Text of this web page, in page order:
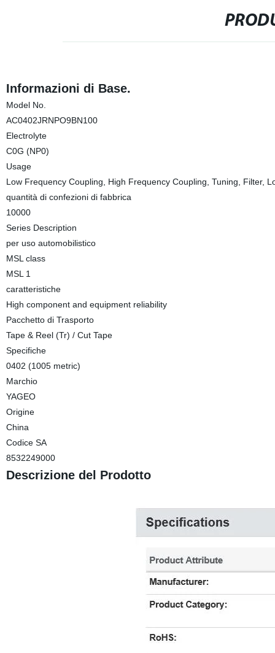
Informazioni di Base.
Model No.
AC0402JRNPO9BN100
Electrolyte
C0G (NP0)
Usage
Low Frequency Coupling, High Frequency Coupling, Tuning, Filter,
quantità di confezioni di fabbrica
10000
Series Description
per uso automobilistico
MSL class
MSL 1
caratteristiche
High component and equipment reliability
Pacchetto di Trasporto
Tape & Reel (Tr) / Cut Tape
Specifiche
0402 (1005 metric)
Marchio
YAGEO
Origine
China
Codice SA
8532249000
Descrizione del Prodotto